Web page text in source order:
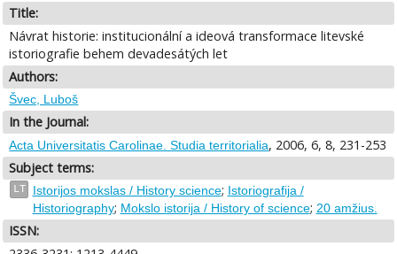
Title:
Návrat historie: institucionální a ideová transformace litevské
istoriografie behem devadesátých let
Authors:
Švec, Luboš
In the Journal:
Acta Universitatis Carolinae. Studia territorialia, 2006, 6, 8, 231-253
Subject terms:
LT Istorijos mokslas / History science; Istoriografija /
Historiography; Mokslo istorija / History of science; 20 amžius.
ISSN: